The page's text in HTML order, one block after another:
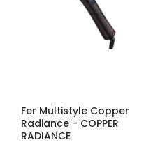
Fer Multistyle Copper
Radiance - COPPER
RADIANCE